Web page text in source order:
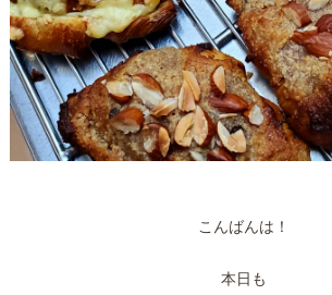
こんばんは！
本日も